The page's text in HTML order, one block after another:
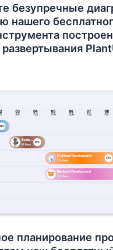
безупречные
нашего
планирование